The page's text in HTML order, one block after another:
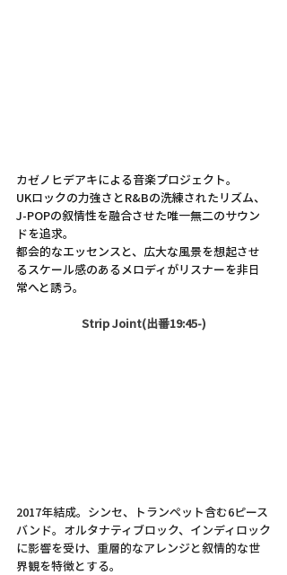
カゼノヒデアキによる音楽プロジェクト。
UKロックの力強さとR&Bの洗練されたリズム、
J-POPの叙情性を融合させた唯一無二のサウン
ドを追求。
都会的なエッセンスと、広大な風景を想起させ
るスケール感のあるメロディがリスナーを非日
常へと誘う。
Strip Joint(出番19:45-)
2017年結成。シンセ、トランペット含む6ピース
バンド。オルタナティブロック、インディロック
に影響を受け、重層的なアレンジと叙情的な世
界観を特徴とする。